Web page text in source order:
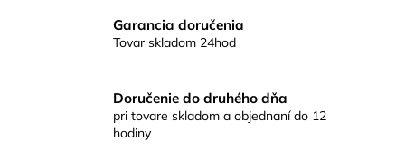
Garancia doručenia
Tovar skladom 24hod
Doručenie do druhého dňa
pri tovare skladom a objednaní do 12
hodiny